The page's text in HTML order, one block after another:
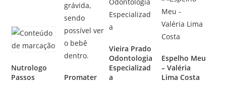
Nutrologo
Passos
Promater
Vieira Prado
Odontologia
Especializad
a
Espelho Meu
– Valéria
Lima Costa